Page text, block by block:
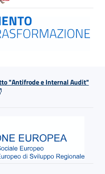
"Antifrode e Internal Audit"